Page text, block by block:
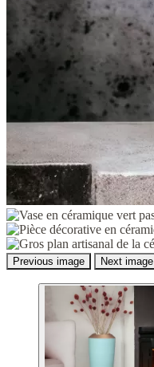
Previous image Next image